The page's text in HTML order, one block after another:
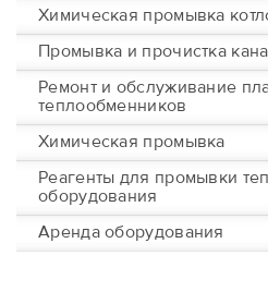
Химическая промывка
Промывка и прочистка
Ремонт и обслуживание
теплообменников
Химическая промывка
Реагенты для промывки
оборудования
Аренда оборудования